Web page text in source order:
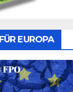
EUROPA